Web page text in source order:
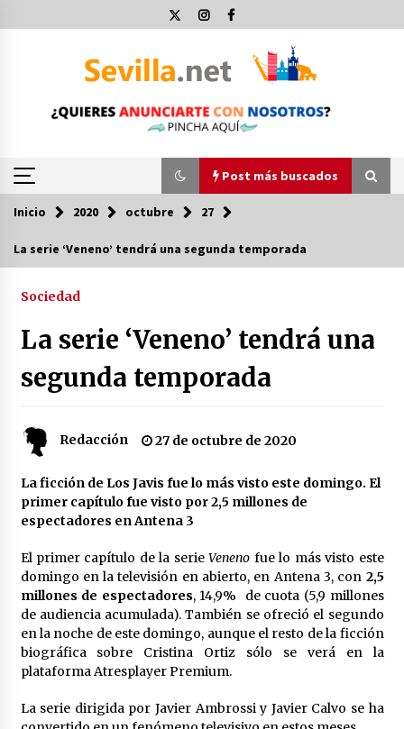
al
Post más buscados
Post más buscados
divertido (y cada vez más popular)
10 de noviembre de 2022
Plaga de pulgas en el festival Interestelar de
24 de mayo de 2022
Final de la Europa League en Sevilla | Más de
del partido
17 de mayo de 2022
Leyendas del Betis y del Sevilla vuelven al
terreno de juego en un derbi a beneficio de
Down Sevilla
13 de mayo de 2022
no tener que pagar seis millones de euros a la
Seguridad Social
Inicio 2020 octubre 27
La serie ‘Veneno’ tendrá una segunda temporada
Sociedad
La serie ‘Veneno’ tendrá una
segunda temporada
Redacción 27 de octubre de 2020
La ficción de Los Javis fue lo más visto este domingo. El
primer capítulo fue visto por 2,5 millones de
espectadores en Antena 3
El primer capítulo de la serieVeneno fue lo más visto este
domingo en la televisión en abierto, en Antena 3, con 2,5
millones de espectadores, 14,9% de cuota (5,9 millones
de audiencia acumulada). También se ofreció el segundo
en la noche de este domingo, aunque el resto de la ficción
biográfica sobre Cristina Ortiz sólo se verá en la
plataforma Atresplayer Premium.
La serie dirigida por Javier Ambrossi y Javier Calvo se ha